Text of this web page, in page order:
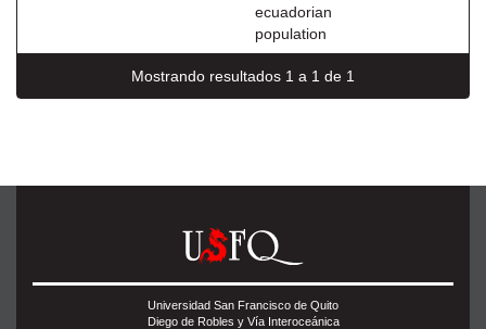
ecuadorian
population
Mostrando resultados 1 a 1 de 1
Universidad San Francisco de Quito
Diego de Robles y Vía Interoceánica